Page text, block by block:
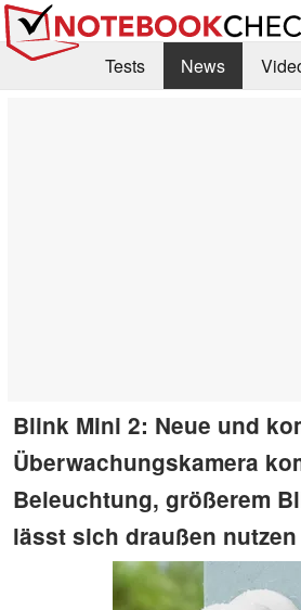
Tests News
Blink Mini 2: Neue und
Überwachungskamera
Beleuchtung, größerem
lässt sich draußen nutzen